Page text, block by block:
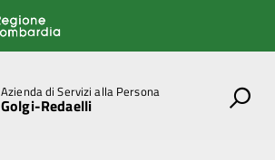
Azienda di Servizi alla Persona
Golgi-Redaelli